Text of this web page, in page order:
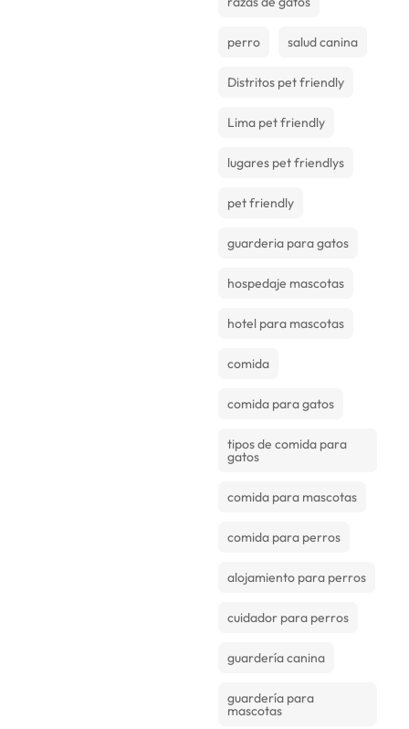
perro salud canina
Distritos pet friendly
Lima pet friendly
lugares pet friendlys
pet friendly
guarderia para gatos
hospedaje mascotas
hotel para mascotas
comida
comida para gatos
tipos de comida para
gatos
comida para mascotas
comida para perros
alojamiento para perros
cuidador para perros
guardería canina
guardería para
mascotas